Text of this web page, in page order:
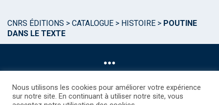
CNRS ÉDITIONS > CATALOGUE > HISTOIRE > POUTINE
DANS LE TEXTE
Nous utilisons les cookies pour améliorer votre expérience
sur notre site. En continuant à utiliser notre site, vous